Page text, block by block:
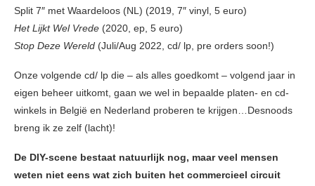
Split 7″ met Waardeloos (NL) (2019, 7″ vinyl, 5 euro)
Het Lijkt Wel Vrede (2020, ep, 5 euro)
Stop Deze Wereld (Juli/Aug 2022, cd/ lp, pre orders soon!)
Onze volgende cd/ lp die – als alles goedkomt – volgend jaar in
eigen beheer uitkomt, gaan we wel in bepaalde platen- en cd-
winkels in België en Nederland proberen te krijgen…Desnoods
breng ik ze zelf (lacht)!
De DIY-scene bestaat natuurlijk nog, maar veel mensen
weten niet eens wat zich buiten het commercieel circuit